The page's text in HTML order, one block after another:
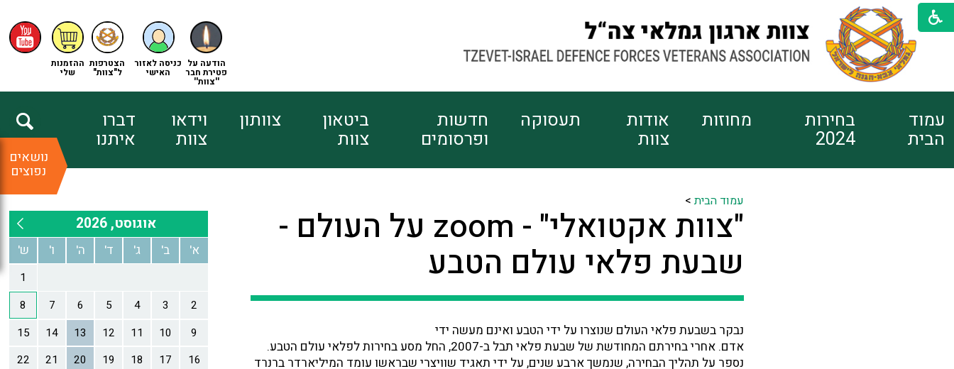
ההזמנות
שלי
הצטרפות
ל"צוות"
כניסה לאזור
האישי
הודעה על
פטירת חבר
''צוות''
עמוד
הבית
בחירות
2024
מחוזות אודות
צוות
תעסוקה חדשות
ופרסומים
ביטאון
צוות
צוותון וידאו
צוות
דברו
איתנו
נושאים
נפוצים
עמוד הבית>
"צוות אקטואלי" - zoom על העולם -
שבעת פלאי עולם הטבע
נבקר בשבעת פלאי העולם שנוצרו על ידי הטבע ואינם מעשה ידי
אדם. אחרי בחירתם המחודשת של שבעת פלאי תבל ב-2007, החל מסע בחירות לפלאי עולם הטבע.
נספר על תהליך הבחירה, שנמשך ארבע שנים, על ידי תאגיד שוויצרי שבראשו עומד המיליארדר ברנרד